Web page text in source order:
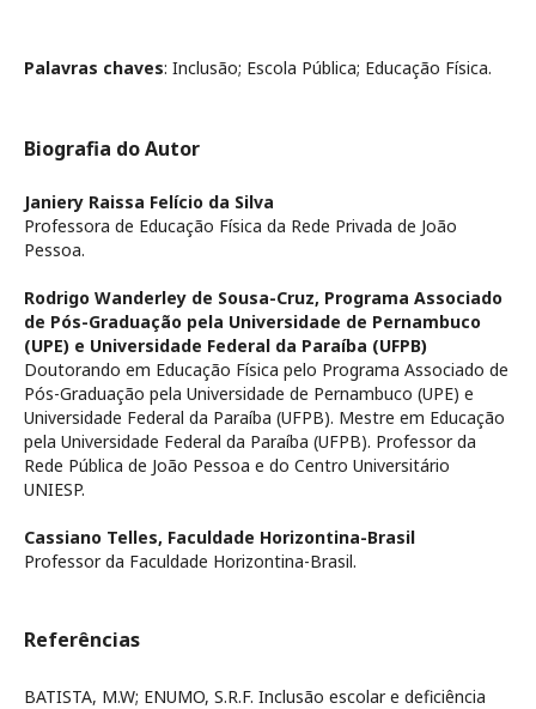
Palavras chaves: Inclusão; Escola Pública; Educação Física.
Biografia do Autor
Janiery Raissa Felício da Silva
Professora de Educação Física da Rede Privada de João
Pessoa.
Rodrigo Wanderley de Sousa-Cruz, Programa Associado
de Pós-Graduação pela Universidade de Pernambuco
(UPE) e Universidade Federal da Paraíba (UFPB)
Doutorando em Educação Física pelo Programa Associado de
Pós-Graduação pela Universidade de Pernambuco (UPE) e
Universidade Federal da Paraíba (UFPB). Mestre em Educação
pela Universidade Federal da Paraíba (UFPB). Professor da
Rede Pública de João Pessoa e do Centro Universitário
UNIESP.
Cassiano Telles, Faculdade Horizontina-Brasil
Professor da Faculdade Horizontina-Brasil.
Referências
BATISTA, M.W; ENUMO, S.R.F. Inclusão escolar e deficiência